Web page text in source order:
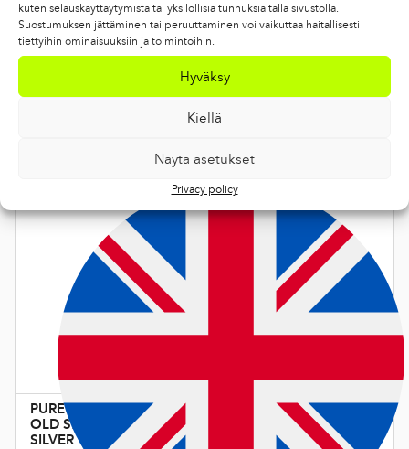
kuten selauskäyttäytymistä tai yksilöllisiä tunnuksia tällä sivustolla.
Suostumuksen jättäminen tai peruuttaminen voi vaikuttaa haitallisesti
tiettyihin ominaisuuksiin ja toimintoihin.
Hyväksy
Kiellä
Näytä asetukset
Privacy policy
VAUHTI
PURE RACE
OLD SNOW
SILVER
SKIN & PURE
GLIDE KIT